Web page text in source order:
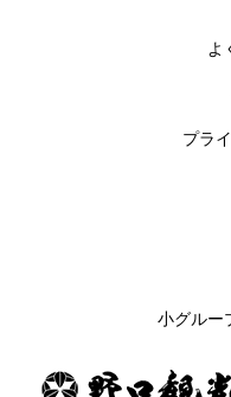
よ
プラ
小グルー